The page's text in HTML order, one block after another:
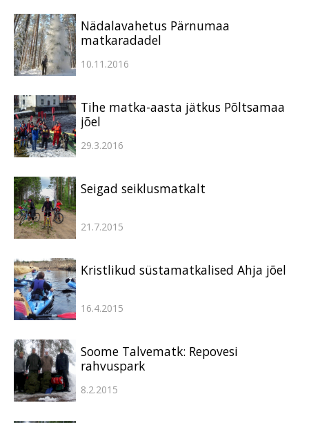
Nädalavahetus Pärnumaa
matkaradadel
10.11.2016
Tihe matka-aasta jätkus Põltsamaa
jõel
29.3.2016
Seigad seiklusmatkalt
21.7.2015
Kristlikud süstamatkalised Ahja jõel
16.4.2015
Soome Talvematk: Repovesi
rahvuspark
8.2.2015